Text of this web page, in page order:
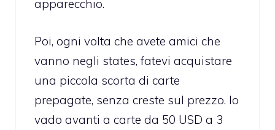
apparecchio.
Poi, ogni volta che avete amici che
vanno negli states, fatevi acquistare
una piccola scorta di carte
prepagate, senza creste sul prezzo. Io
vado avanti a carte da 50 USD a 3